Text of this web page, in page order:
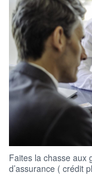
Faites la chasse aux
d’assurance ( crédit